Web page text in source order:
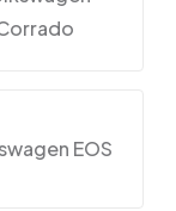
EOS